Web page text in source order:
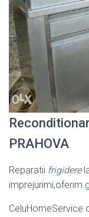
PRAHOVA
Reparatii frigidere
imprejurimi,oferim
CeluHomeService